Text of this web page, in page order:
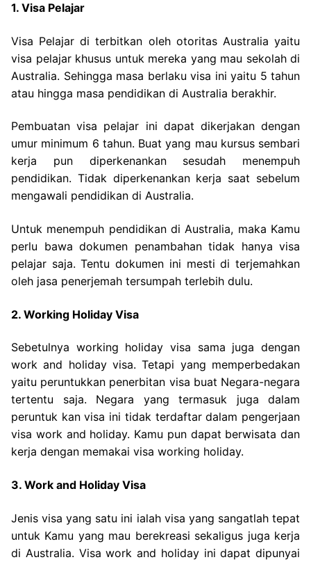
1. Visa Pelajar
Visa Pelajar di terbitkan oleh otoritas Australia yaitu
visa pelajar khusus untuk mereka yang mau sekolah di
Australia. Sehingga masa berlaku visa ini yaitu 5 tahun
atau hingga masa pendidikan di Australia berakhir.
Pembuatan visa pelajar ini dapat dikerjakan dengan
umur minimum 6 tahun. Buat yang mau kursus sembari
kerja pun diperkenankan sesudah menempuh
pendidikan. Tidak diperkenankan kerja saat sebelum
mengawali pendidikan di Australia.
Untuk menempuh pendidikan di Australia, maka Kamu
perlu bawa dokumen penambahan tidak hanya visa
pelajar saja. Tentu dokumen ini mesti di terjemahkan
oleh jasa penerjemah tersumpah terlebih dulu.
2. Working Holiday Visa
Sebetulnya working holiday visa sama juga dengan
work and holiday visa. Tetapi yang memperbedakan
yaitu peruntukkan penerbitan visa buat Negara-negara
tertentu saja. Negara yang termasuk juga dalam
peruntuk kan visa ini tidak terdaftar dalam pengerjaan
visa work and holiday. Kamu pun dapat berwisata dan
kerja dengan memakai visa working holiday.
3. Work and Holiday Visa
Jenis visa yang satu ini ialah visa yang sangatlah tepat
untuk Kamu yang mau berekreasi sekaligus juga kerja
di Australia. Visa work and holiday ini dapat dipunyai